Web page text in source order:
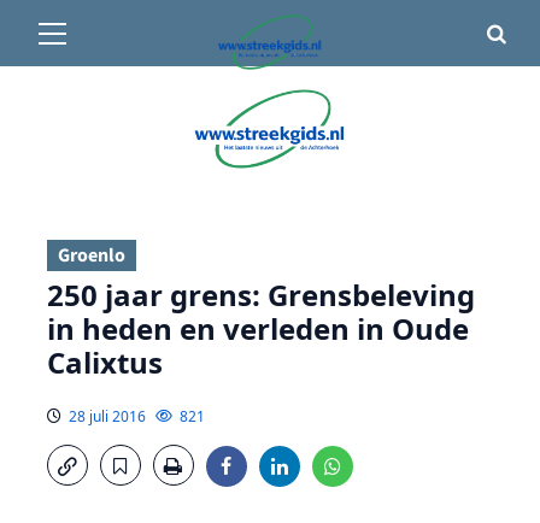
23°C• Vandaag 15° / 24°
menu
Groenlo
250 jaar grens: Grensbeleving
in heden en verleden in Oude
Calixtus
28 juli 2016 821